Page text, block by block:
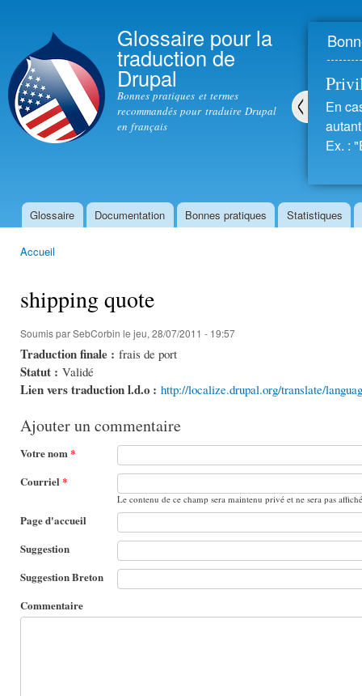
Glossaire pour la
traduction de
Drupal
Bonnes pratiques et termes
recommandés pour traduire Drupal
en français
En
Ex. :
Menu principal
Glossaire Documentation Bonnes pratiques Statistiques
Accueil
shipping quote
Soumis parSebCorbin le jeu, 28/07/2011 - 19:57
Traduction finale : frais de port
Statut : Validé
Lien vers traduction l.d.o : http://localize.drupal.org/translate/
Ajouter un commentaire
Votre nom*
Courriel *
Le contenu de ce champ sera maintenu privé et ne sera pas
Page d'accueil
Suggestion
Suggestion Breton
Commentaire